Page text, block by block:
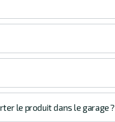
le produit dans le garage ?